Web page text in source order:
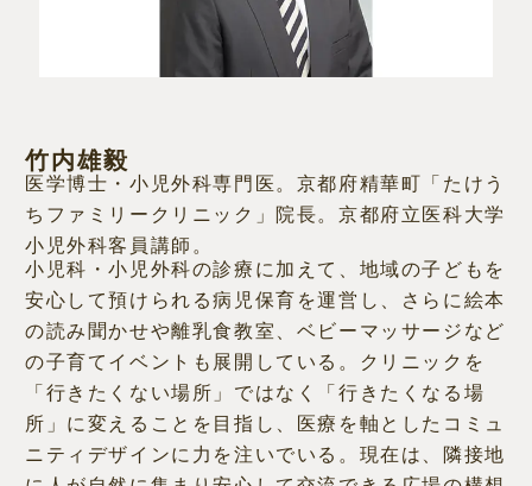
竹内雄毅
医学博士・小児外科専門医。京都府精華町「たけう
ちファミリークリニック」院長。京都府立医科大学
小児外科客員講師。
小児科・小児外科の診療に加えて、地域の子どもを
安心して預けられる病児保育を運営し、さらに絵本
の読み聞かせや離乳食教室、ベビーマッサージなど
の子育てイベントも展開している。クリニックを
「行きたくない場所」ではなく「行きたくなる場
所」に変えることを目指し、医療を軸としたコミュ
ニティデザインに力を注いでいる。現在は、隣接地